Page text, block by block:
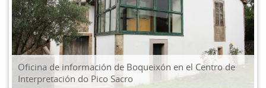
Oficina de información de Boqueixón en el Centro de
Interpretación do Pico Sacro